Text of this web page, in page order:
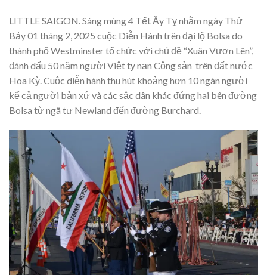
LITTLE SAIGON. Sáng mùng 4 Tết Ấy Tỵ nhằm ngày Thứ
Bảy 01 tháng 2, 2025 cuộc Diễn Hành trên đại lộ Bolsa do
thành phố Westminster tổ chức với chủ đề “Xuân Vươn Lên”,
đánh dấu 50 năm người Việt tỵ nạn Cộng sản trên đất nước
Hoa Kỳ. Cuộc diễn hành thu hút khoảng hơn 10 ngàn người
kể cả người bản xứ và các sắc dân khác đứng hai bên đường
Bolsa từ ngã tư Newland đến đường Burchard.